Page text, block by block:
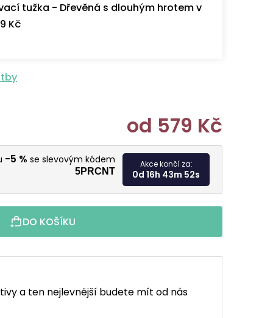
tužka - Dřevěná s dlouhým hrotem v
Kč
od 579 Kč
Měrná
-5 % se slevovým kódem
5PRCNT
Akce končí za:
0d 16h 43m 51s
DO KOŠÍKU
a ten nejlevnější budete mít od nás